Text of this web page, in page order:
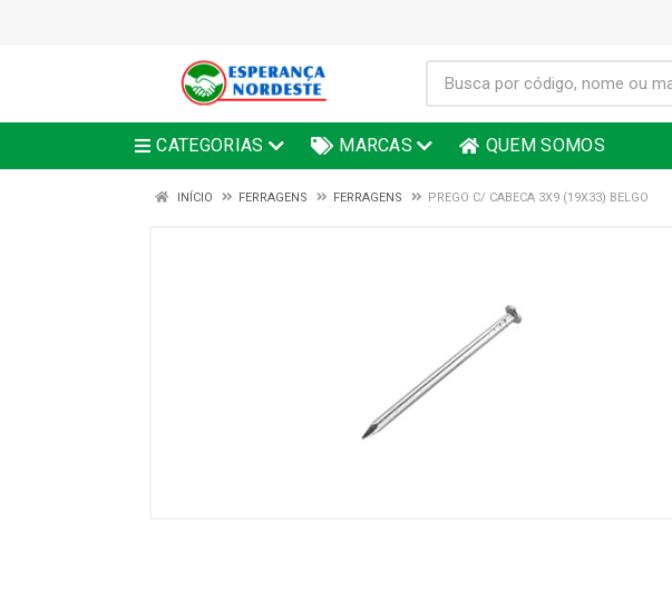
CATEGORIAS MARCAS QUEM SOMOS
INÍCIO FERRAGENS FERRAGENS PREGO C/ CABECA 3X9 (19X33) BELGO